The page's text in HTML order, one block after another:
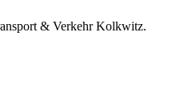
& Verkehr Kolkwitz.